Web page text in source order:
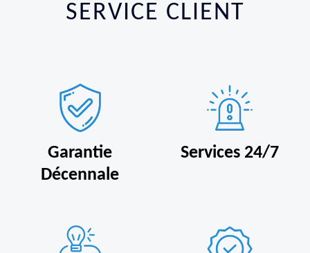
SERVICE CLIENT
Garantie
Décennale
Services 24/7